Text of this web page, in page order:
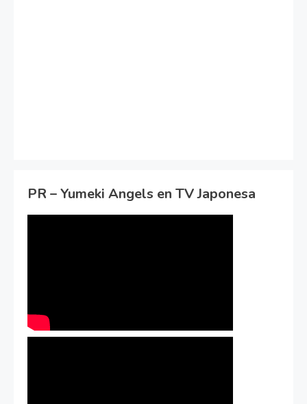
PR – Yumeki Angels en TV Japonesa